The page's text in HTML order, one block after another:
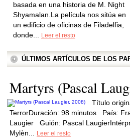
basada en una historia de M. Night
Shyamalan.La película nos sitúa en
un edificio de oficinas de Filadelfia,
donde...
Leer el resto
ÚLTIMOS ARTÍCULOS DE LOS
Martyrs (Pascal
Título
TerrorDuración: 98 minutos País:
Laugier Guión: Pascal
Mylèn...
Leer el resto